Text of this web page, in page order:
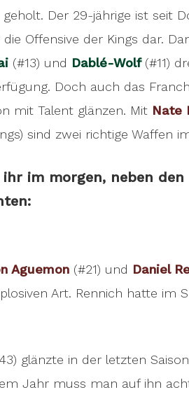
Der 29-jährige ist seit
Offensive der Kings dar.
(#13) und Dablé-Wolf (#11)
Doch auch das
mit Talent glänzen. Mit Nate
sind zwei richtige Waffen
im morgen, neben den
Aguemon (#21) und Daniel
Art. Rennich hatte im
glänzte in der letzten
Jahr muss man auf ihn